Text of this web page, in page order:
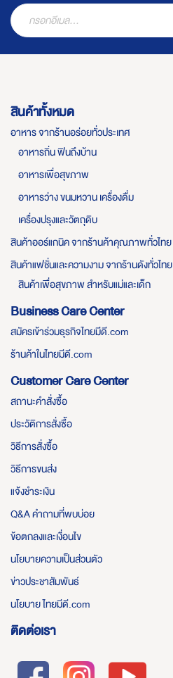
สินค้าทั้งหมด
อาหาร จากร้านอร่อยทั่วประเทศ
อาหารถิ่น ฟินถึงบ้าน
อาหารเพื่อสุขภาพ
อาหารว่าง ขนมหวาน เครื่องดื่ม
เครื่องปรุงและวัตถุดิบ
สินค้าออร์แกนิค จากร้านค้าคุณภาพทั่วไทย
สินค้าแฟชั่นและความงาม จากร้านดังทั่วไทย
สินค้าเพื่อสุขภาพ สำหรับแม่และเด็ก
Business Care Center
สมัครเข้าร่วมธุรกิจไทยมีดี.com
ร้านค้าในไทยมีดี.com
Customer Care Center
สถานะคำสั่งซื้อ
ประวัติการสั่งซื้อ
วิธีการสั่งซื้อ
วิธีการขนส่ง
แจ้งชำระเงิน
Q&A คำถามที่พบบ่อย
ข้อตกลงและเงื่อนไข
นโยบายความเป็นส่วนตัว
ข่าวประชาสัมพันธ์
นโยบาย ไทยมีดี.com
ติดต่อเรา